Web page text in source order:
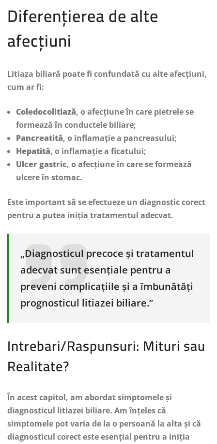
Diferențierea de alte
afecțiuni
Litiaza biliară poate fi confundată cu alte afecțiuni,
cum ar fi:
Coledocolitiază, o afecțiune în care pietrele se
formează în conductele biliare;
Pancreatită, o inflamație a pancreasului;
Hepatită, o inflamație a ficatului;
Ulcer gastric, o afecțiune în care se formează
ulcere în stomac.
Este important să se efectueze un diagnostic corect
pentru a putea iniția tratamentul adecvat.
„Diagnosticul precoce și tratamentul
adecvat sunt esențiale pentru a
preveni complicațiile și a îmbunătăți
prognosticul litiazei biliare.”
Intrebari/Raspunsuri: Mituri sau
Realitate?
În acest capitol, am abordat simptomele și
diagnosticul litiazei biliare. Am înțeles că
simptomele pot varia de la o persoană la alta și că
diagnosticul corect este esențial pentru a iniția